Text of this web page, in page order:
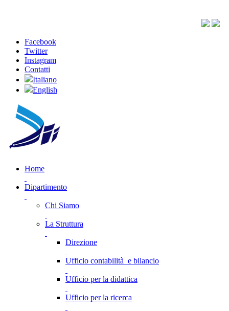
Facebook
Twitter
Instagram
Contatti
Italiano
English
Home
Dipartimento
Chi Siamo
La Struttura
Direzione
Ufficio contabilità e bilancio
Ufficio per la didattica
Ufficio per la ricerca